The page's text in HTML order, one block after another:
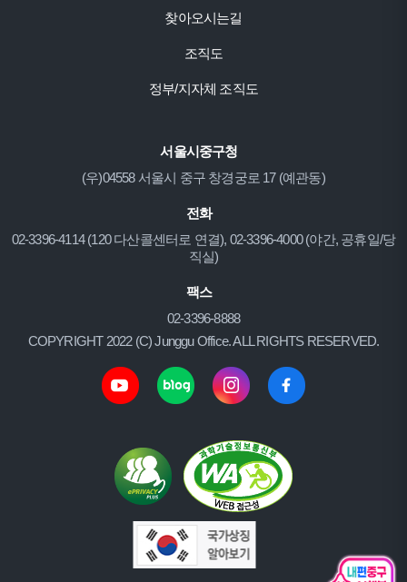
찾아오시는길
조직도
정부/지자체 조직도
서울시중구청
(우)04558 서울시 중구 창경궁로 17 (예관동)
전화
02-3396-4114 (120 다산콜센터로 연결), 02-3396-4000 (야간, 공휴일/당
직실)
팩스
02-3396-8888
COPYRIGHT 2022 (C) Junggu Office. ALL RIGHTS RESERVED.